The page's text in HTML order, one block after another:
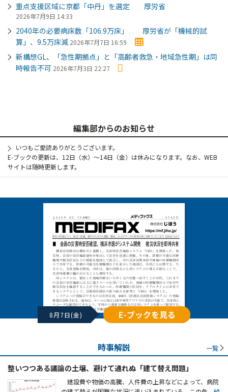
重点支援区域に京都「中丹」を選定 厚労省
2026年7月9日 14:33
2040年の必要病床数「106.9万床」 厚労省が「機械的試
算」、9.5万床減 2026年7月7日 16:59
新構想GL、「急性期拠点」と「高齢者救急・地域急性期」は同
時報告不可 2026年7月3日 22:27
編集部からのお知らせ
いつもご愛読ありがとうございます。
E-ブックの更新は、12日（水）～14日（金）は休みになります。なお、WEB
サイトは随時更新します。
8月7日(金) E-ブックを見る
時事解説 一覧
整いつつある議論の土壌、避けて通れぬ「建て替え問題」
建設費や物価の高騰、人件費の上昇などによって、病院